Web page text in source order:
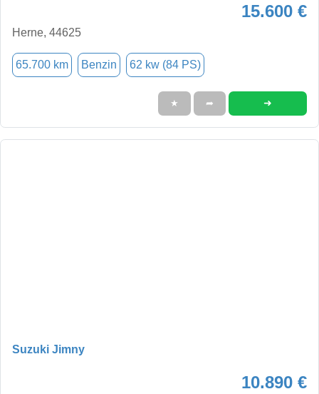
15.600 €
Herne, 44625
65.700 km Benzin 62 kw (84 PS)
★ ➦ ➜
Suzuki Jimny
10.890 €